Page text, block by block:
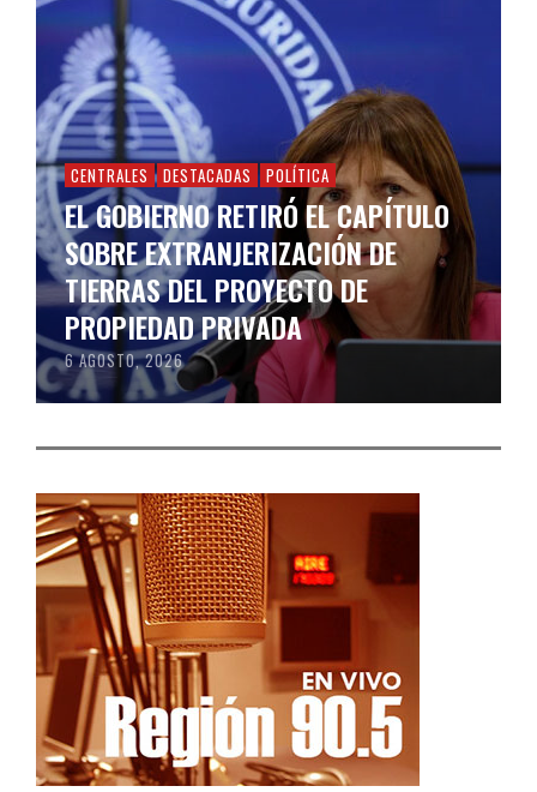
CENTRALES DESTACADAS POLÍTICA
EL GOBIERNO RETIRÓ EL CAPÍTULO
SOBRE EXTRANJERIZACIÓN DE
TIERRAS DEL PROYECTO DE
PROPIEDAD PRIVADA
6 AGOSTO, 2026